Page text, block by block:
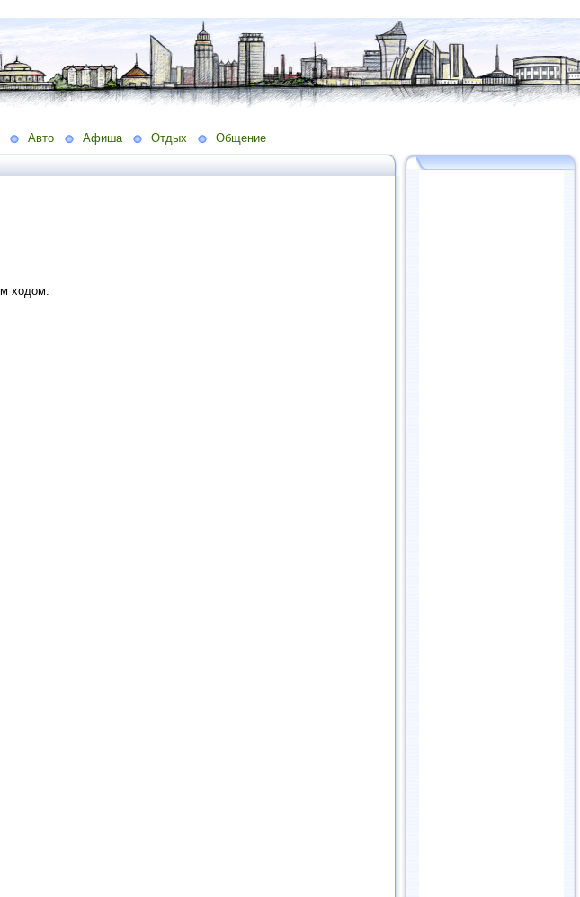
Авто Афиша Отдых Общение
ходом.